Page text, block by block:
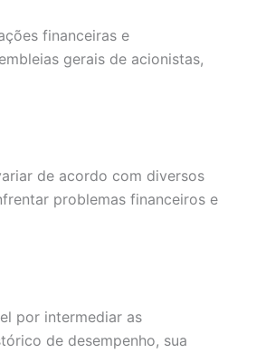
financeiras e
gerais de acionistas,
de acordo com diversos
problemas financeiros e
por intermediar as
de desempenho, sua